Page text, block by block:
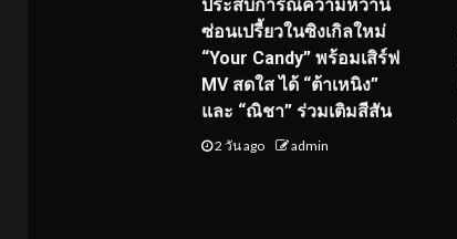
ประสบการณ์ความหวาน
ซ่อนเปรี้ยวในซิงเกิลใหม่
“Your Candy” พร้อมเสิร์ฟ
MV สดใส ได้ “ต้าเหนิง”
และ “ณิชา” ร่วมเติมสีสัน
2 วัน ago admin